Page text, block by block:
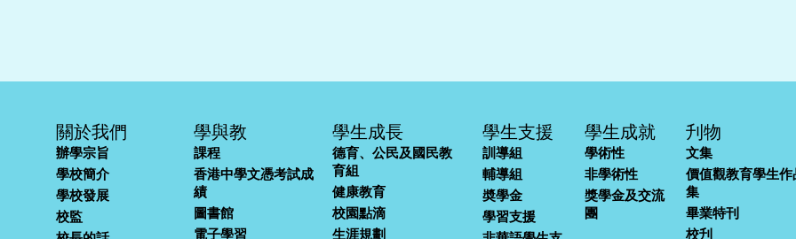
關於我們
辦學宗旨
學校簡介
學校發展
校監
學與教
課程
香港中學文憑考試成
績
圖書館
電子學習
學生成長
德育、公民及國民教
育組
健康教育
校園點滴
生涯規劃
學生支援
訓導組
輔導組
奬學金
學習支援
學生成就
學術性
非學術性
獎學金及交流
團
刋物
文集
價值觀教育學生作
集
畢業特刊
校刋